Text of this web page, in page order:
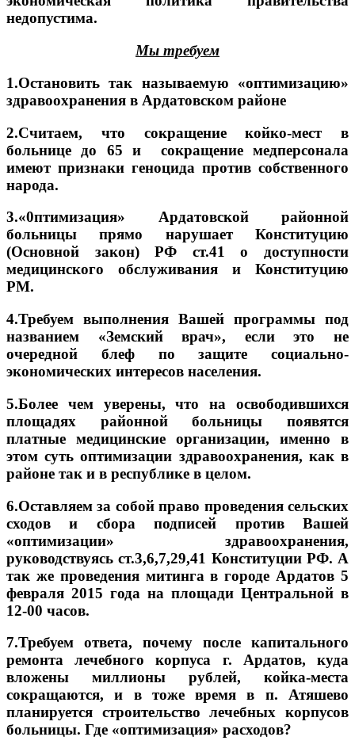
недопустима.
Мы требуем
1.Остановить так называемую «оптимизацию»
здравоохранения в Ардатовском районе
2.Считаем, что сокращение койко-мест в
больнице до 65 и сокращение медперсонала
имеют признаки геноцида против собственного
народа.
3.«0птимизация» Ардатовской районной
больницы прямо нарушает Конституцию
(Основной закон) РФ ст.41 о доступности
медицинского обслуживания и Конституцию
РМ.
4.Требуем выполнения Вашей программы под
названием «Земский врач», если это не
очередной блеф по защите социально-
экономических интересов населения.
5.Более чем уверены, что на освободившихся
площадях районной больницы появятся
платные медицинские организации, именно в
этом суть оптимизации здравоохранения, как в
районе так и в республике в целом.
6.Оставляем за собой право проведения сельских
сходов и сбора подписей против Вашей
«оптимизации» здравоохранения,
руководствуясь ст.3,6,7,29,41 Конституции РФ. А
так же проведения митинга в городе Ардатов 5
февраля 2015 года на площади Центральной в
12-00 часов.
7.Требуем ответа, почему после капитального
ремонта лечебного корпуса г. Ардатов, куда
вложены миллионы рублей, койка-места
сокращаются, и в тоже время в п. Атяшево
планируется строительство лечебных корпусов
больницы. Где «оптимизация» расходов?